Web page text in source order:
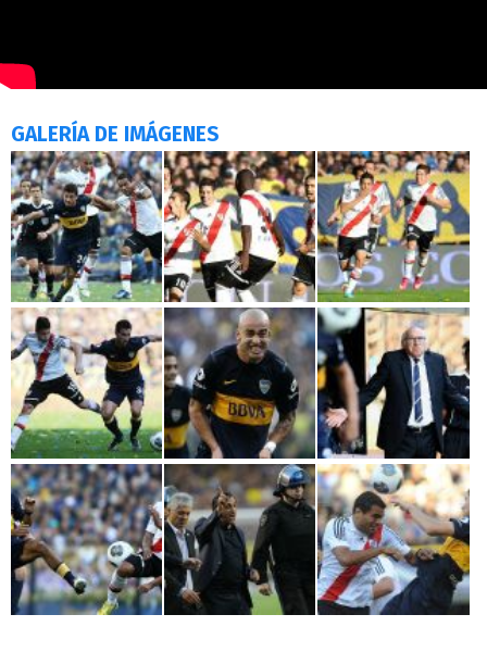
GALERÍA DE IMÁGENES